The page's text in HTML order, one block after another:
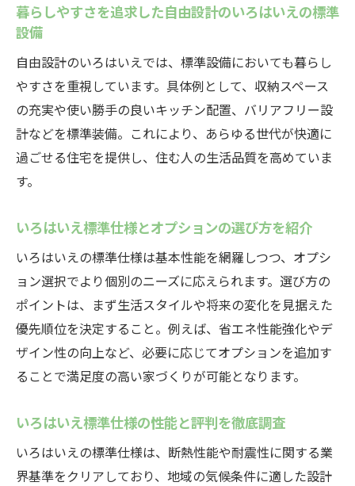
暮らしやすさを追求した自由設計のいろはいえの標準
設備
自由設計のいろはいえでは、標準設備においても暮らし
やすさを重視しています。具体例として、収納スペース
の充実や使い勝手の良いキッチン配置、バリアフリー設
計などを標準装備。これにより、あらゆる世代が快適に
過ごせる住宅を提供し、住む人の生活品質を高めていま
す。
いろはいえ標準仕様とオプションの選び方を紹介
いろはいえの標準仕様は基本性能を網羅しつつ、オプシ
ョン選択でより個別のニーズに応えられます。選び方の
ポイントは、まず生活スタイルや将来の変化を見据えた
優先順位を決定すること。例えば、省エネ性能強化やデ
ザイン性の向上など、必要に応じてオプションを追加す
ることで満足度の高い家づくりが可能となります。
いろはいえ標準仕様の性能と評判を徹底調査
いろはいえの標準仕様は、断熱性能や耐震性に関する業
界基準をクリアしており、地域の気候条件に適した設計